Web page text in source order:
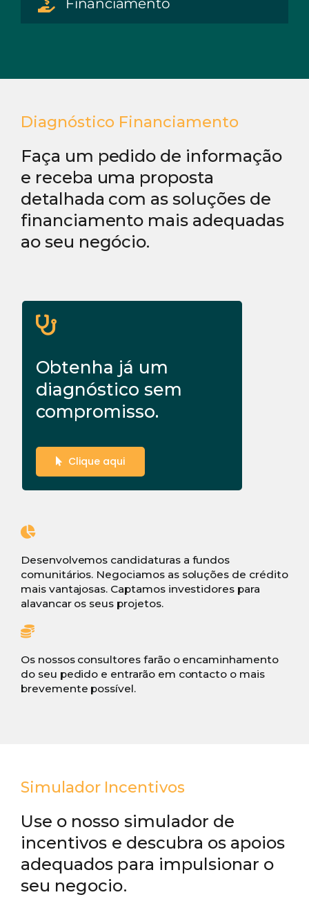
Financiamento
Diagnóstico Financiamento
Faça um pedido de informação
e receba uma proposta
detalhada com as soluções de
financiamento mais adequadas
ao seu negócio.
Obtenha já um
diagnóstico sem
compromisso.
Clique aqui
Desenvolvemos candidaturas a fundos
comunitários. Negociamos as soluções de crédito
mais vantajosas. Captamos investidores para
alavancar os seus projetos.
Os nossos consultores farão o encaminhamento
do seu pedido e entrarão em contacto o mais
brevemente possível.
Simulador Incentivos
Use o nosso simulador de
incentivos e descubra os apoios
adequados para impulsionar o
seu negocio.